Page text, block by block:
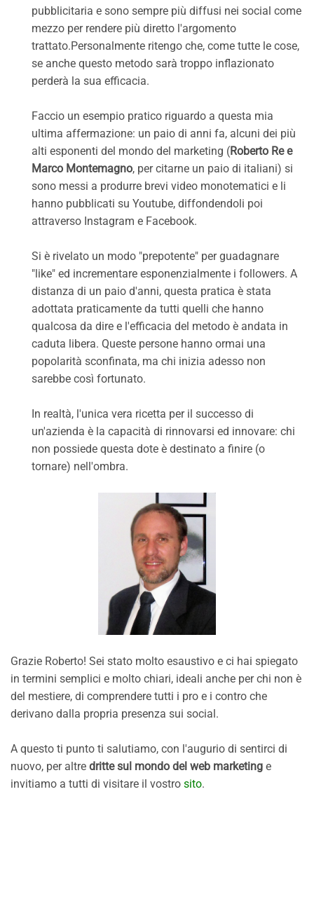
pubblicitaria e sono sempre più diffusi nei social come
mezzo per rendere più diretto l'argomento
trattato.Personalmente ritengo che, come tutte le cose,
se anche questo metodo sarà troppo inflazionato
perderà la sua efficacia.
Faccio un esempio pratico riguardo a questa mia
ultima affermazione: un paio di anni fa, alcuni dei più
alti esponenti del mondo del marketing (Roberto Re e
Marco Montemagno, per citarne un paio di italiani) si
sono messi a produrre brevi video monotematici e li
hanno pubblicati su Youtube, diffondendoli poi
attraverso Instagram e Facebook.
Si è rivelato un modo "prepotente" per guadagnare
"like" ed incrementare esponenzialmente i followers. A
distanza di un paio d'anni, questa pratica è stata
adottata praticamente da tutti quelli che hanno
qualcosa da dire e l'efficacia del metodo è andata in
caduta libera. Queste persone hanno ormai una
popolarità sconfinata, ma chi inizia adesso non
sarebbe così fortunato.
In realtà, l'unica vera ricetta per il successo di
un'azienda è la capacità di rinnovarsi ed innovare: chi
non possiede questa dote è destinato a finire (o
tornare) nell'ombra.
Grazie Roberto! Sei stato molto esaustivo e ci hai spiegato
in termini semplici e molto chiari, ideali anche per chi non è
del mestiere, di comprendere tutti i pro e i contro che
derivano dalla propria presenza sui social.
A questo ti punto ti salutiamo, con l'augurio di sentirci di
nuovo, per altre dritte sul mondo del web marketing e
invitiamo a tutti di visitare il vostro sito.